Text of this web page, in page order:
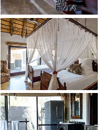
Show larger version
Show larger version